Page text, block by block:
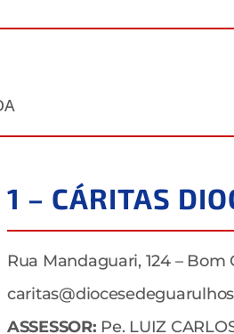
1 – CÁRITAS
Rua Mandaguari, 124 – Bom
ASSESSOR: Pe. LUIZ